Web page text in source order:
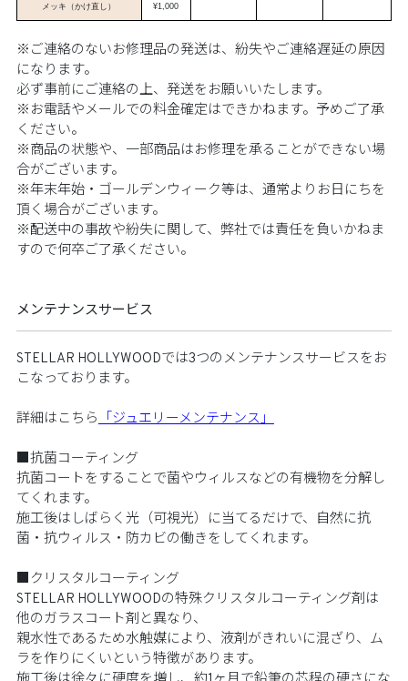
メッキ（かけ直し） ¥1,000
※ご連絡のないお修理品の発送は、紛失やご連絡遅延の原因
になります。
​ 必ず事前にご連絡の上、発送をお願いいたします。​
※お電話やメールでの料金確定はできかねます。予めご了承
ください。​
※商品の状態や、一部商品はお修理を承ることができない場
合がございます。​
※年末年始・ゴールデンウィーク等は、通常よりお日にちを
頂く場合がございます。
​ ※配送中の事故や紛失に関して、弊社では責任を負いかねま
すので何卒ご了承ください。​
メンテナンスサービス​
STELLAR HOLLYWOODでは3つのメンテナンスサービスをお
こなっております。​
詳細はこちら 「ジュエリーメンテナンス」
​ ■抗菌コーティング​
抗菌コートをすることで菌やウィルスなどの有機物を分解し
てくれます。​
施工後はしばらく光（可視光）に当てるだけで、自然に抗
菌・抗ウィルス・防カビの働きをしてくれます。​
■クリスタルコーティング​
STELLAR HOLLYWOODの特殊クリスタルコーティング剤は
他のガラスコート剤と異なり、​
親水性であるため水触媒により、液剤がきれいに混ざり、ム
ラを作りにくいという特徴があります。​